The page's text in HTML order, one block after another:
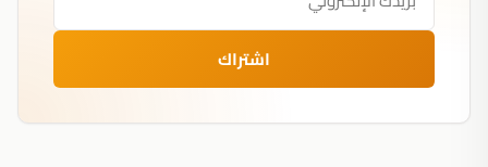
اشتراك